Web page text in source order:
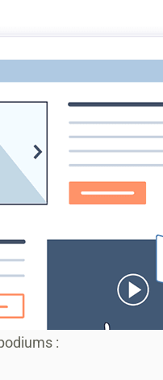
VTT-TRAIL
loisirs
Actualités
de l'Auvézère
de l'Auvézère à Saint
: